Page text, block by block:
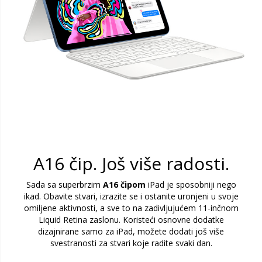
A16 čip. Još više radosti.
Sada sa superbrzim A16 čipom iPad je sposobniji nego
ikad. Obavite stvari, izrazite se i ostanite uronjeni u svoje
omiljene aktivnosti, a sve to na zadivljujućem 11-inčnom
Liquid Retina zaslonu. Koristeći osnovne dodatke
dizajnirane samo za iPad, možete dodati još više
svestranosti za stvari koje radite svaki dan.